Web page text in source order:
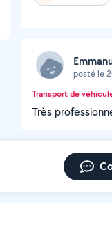
posté le
Transport de
Très